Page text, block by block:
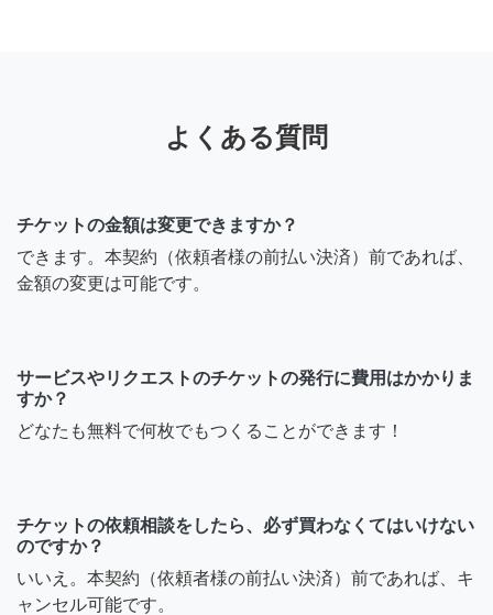
よくある質問
チケットの金額は変更できますか？
できます。本契約（依頼者様の前払い決済）前であれば、
金額の変更は可能です。
サービスやリクエストのチケットの発行に費用はかかりま
すか？
どなたも無料で何枚でもつくることができます！
チケットの依頼相談をしたら、必ず買わなくてはいけない
のですか？
いいえ。本契約（依頼者様の前払い決済）前であれば、キ
ャンセル可能です。